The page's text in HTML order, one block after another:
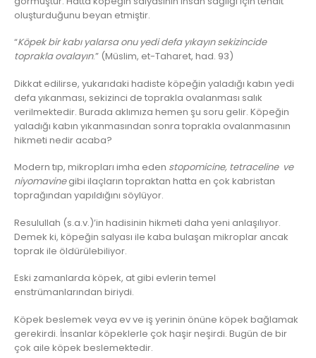
oluşturduğunu beyan etmiştir.
“Köpek bir kabı yalarsa onu yedi defa yıkayın sekizincide
toprakla ovalayın.” (Müslim, et-Taharet, had. 93)
Dikkat edilirse, yukarıdaki hadiste köpeğin yaladığı kabın yedi
defa yıkanması, sekizinci de toprakla ovalanması salık
verilmektedir. Burada aklımıza hemen şu soru gelir. Köpeğin
yaladığı kabın yıkanmasından sonra toprakla ovalanmasının
hikmeti nedir acaba?
Modern tıp, mikropları imha eden stopomicine, tetraceline ve
niyomavinegibi ilaçların topraktan hatta en çok kabristan
toprağından yapıldığını söylüyor.
Resulullah (s.a.v.)’in hadisinin hikmeti daha yeni anlaşılıyor.
Demek ki, köpeğin salyası ile kaba bulaşan mikroplar ancak
toprak ile öldürülebiliyor.
Eski zamanlarda köpek, at gibi evlerin temel
enstrümanlarından biriydi.
Köpek beslemek veya ev ve iş yerinin önüne köpek bağlamak
gerekirdi. İnsanlar köpeklerle çok haşir neşirdi. Bugün de bir
çok aile köpek beslemektedir.